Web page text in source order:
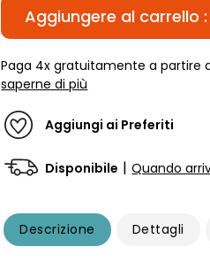
Aggiungere al carrello :
Paga 4x gratuitamente a partire
saperne di più
Aggiungi ai Preferiti
Disponibile | Quando
Descrizione Dettagli